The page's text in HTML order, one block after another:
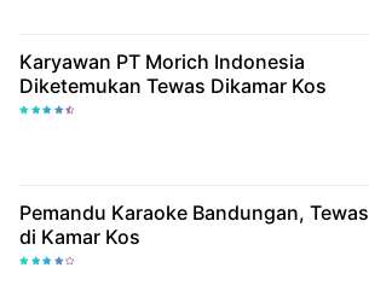
Karyawan PT Morich Indonesia
Diketemukan Tewas Dikamar Kos
Pemandu Karaoke Bandungan, Tewas
di Kamar Kos